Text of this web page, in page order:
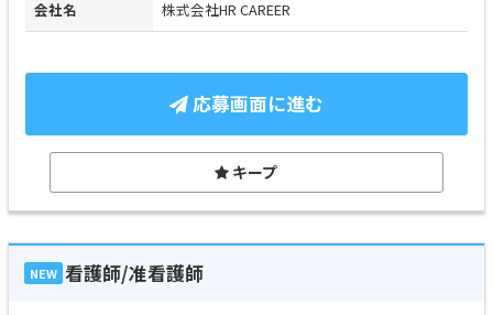
会社名 株式会社HR CAREER
応募画面に進む
キープ
NEW 看護師/准看護師